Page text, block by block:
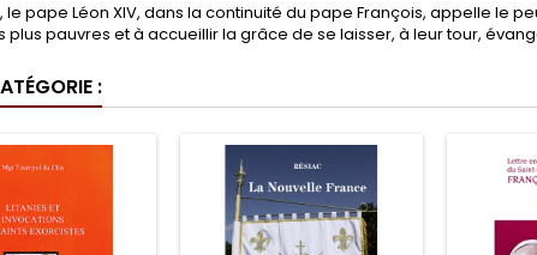
pape Léon XIV, dans la continuité du pape François, appelle le
pauvres et à accueillir la grâce de se laisser, à leur tour,
: